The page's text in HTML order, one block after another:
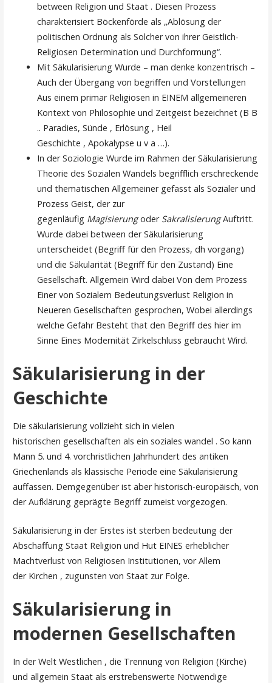
between Religion und Staat . Diesen Prozess
charakterisiert Böckenförde als „Ablösung der
politischen Ordnung als Solcher von ihrer Geistlich-
Religiosen Determination und Durchformung“.
Mit Säkularisierung Wurde – man denke konzentrisch –
Auch der Übergang von begriffen und Vorstellungen
Aus einem primar Religiosen in EINEM allgemeineren
Kontext von Philosophie und Zeitgeist bezeichnet (B B
.. Paradies, Sünde , Erlösung , Heil
Geschichte , Apokalypse u v a …).
In der Soziologie Wurde im Rahmen der Säkularisierung
Theorie des Sozialen Wandels begrifflich erschreckende
und thematischen Allgemeiner gefasst als Sozialer und
Prozess Geist, der zur
gegenläufig Magisierungoder SakralisierungAuftritt.
Wurde dabei between der Säkularisierung
unterscheidet (Begriff für den Prozess, dh vorgang)
und die Säkularität (Begriff für den Zustand) Eine
Gesellschaft. Allgemein Wird dabei Von dem Prozess
Einer von Sozialem Bedeutungsverlust Religion in
Neueren Gesellschaften gesprochen, Wobei allerdings
welche Gefahr Besteht that den Begriff des hier im
Sinne Eines Modernität Zirkelschluss gebraucht Wird.
Säkularisierung in der
Geschichte
Die säkularisierung vollzieht sich in vielen
historischen gesellschaften als ein soziales wandel . So kann
Mann 5. und 4. vorchristlichen Jahrhundert des antiken
Griechenlands als klassische Periode eine Säkularisierung
auffassen. Demgegenüber ist aber historisch-europäisch, von
der Aufklärung geprägte Begriff zumeist vorgezogen.
Säkularisierung in der Erstes ist sterben bedeutung der
Abschaffung Staat Religion und Hut EINES erheblicher
Machtverlust von Religiosen Institutionen, vor Allem
der Kirchen , zugunsten von Staat zur Folge.
Säkularisierung in
modernen Gesellschaften
In der Welt Westlichen , die Trennung von Religion (Kirche)
und allgemein Staat als erstrebenswerte Notwendige